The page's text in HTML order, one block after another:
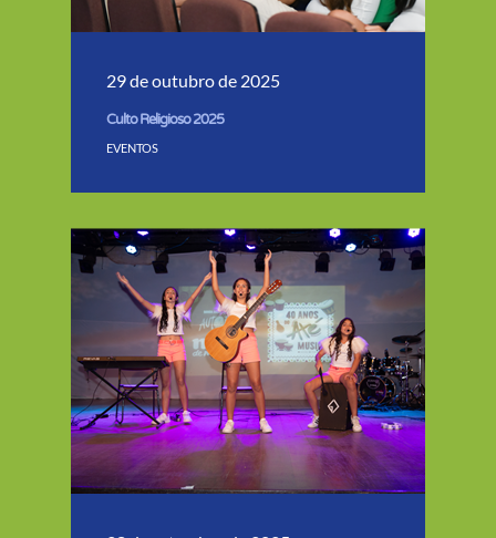
29 de outubro de 2025
Culto Religioso 2025
EVENTOS